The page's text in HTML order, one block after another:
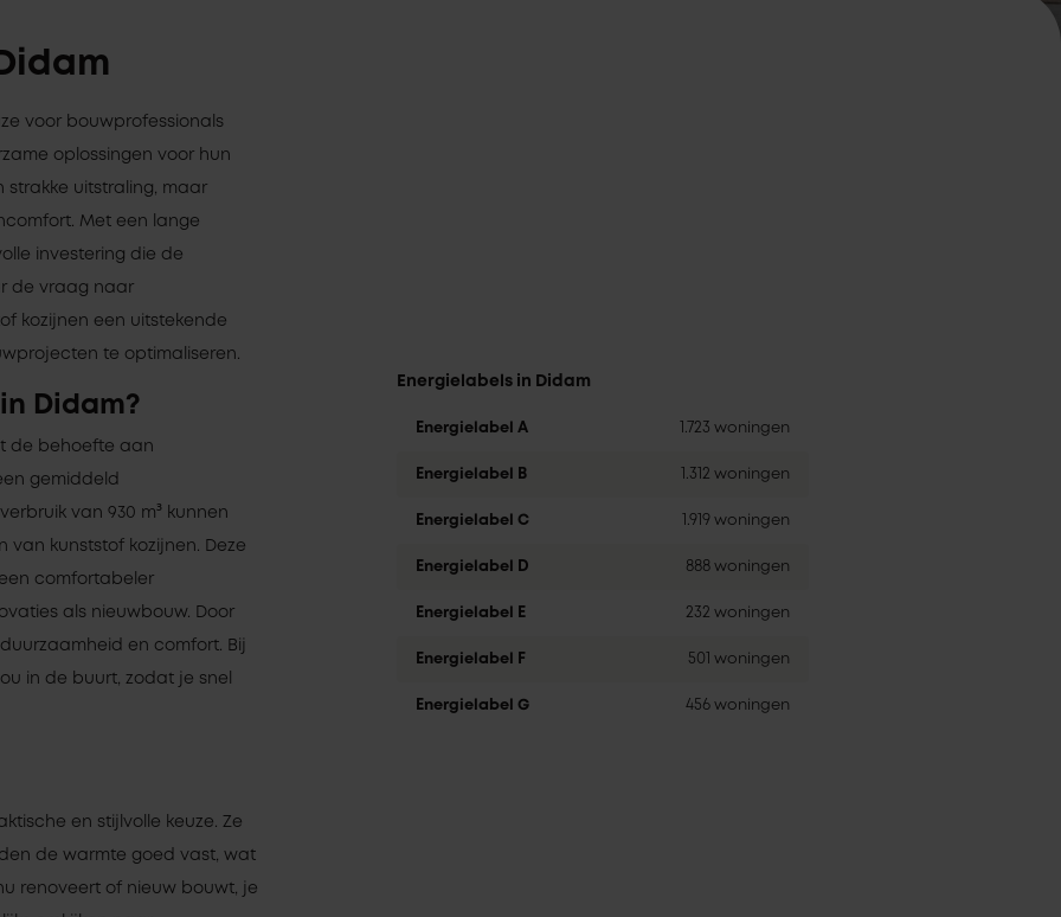
voor bouwprofessionals
oplossingen voor hun
strakke uitstraling, maar
Met een lange
investering die de
de vraag naar
kozijnen een uitstekende
te optimaliseren.
Didam?
de behoefte aan
gemiddeld
van 930 m³ kunnen
kunststof kozijnen. Deze
comfortabeler
als nieuwbouw. Door
en comfort. Bij
in de buurt, zodat je snel
Energielabels in Didam
Energielabel A 1.723 woningen
Energielabel B 1.312 woningen
Energielabel C 1.919 woningen
Energielabel D 888 woningen
Energielabel E 232 woningen
Energielabel F 501 woningen
Energielabel G 456 woningen
en stijlvolle keuze. Ze
de warmte goed vast, wat
renoveert of nieuw bouwt, je